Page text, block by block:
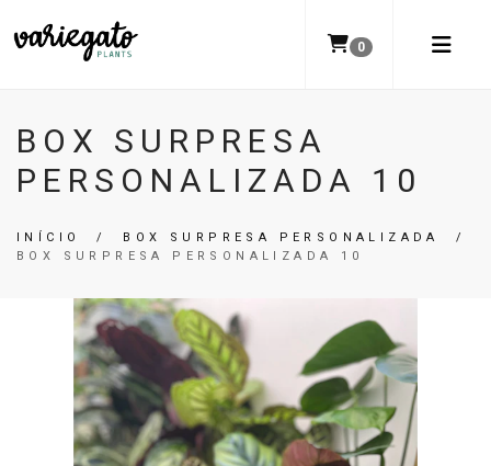
0
BOX SURPRESA
PERSONALIZADA 10
INÍCIO / BOX SURPRESA PERSONALIZADA
/
BOX SURPRESA PERSONALIZADA 10